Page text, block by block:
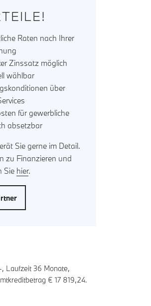
, Laufzeit36 Monate,
€ 17 819,24.
Raten nach Ihrer
Zinssatz möglich
wählbar
über
für gewerbliche
absetzbar
Sie gerne im Detail.
zu Finanzieren und
Sie hier.